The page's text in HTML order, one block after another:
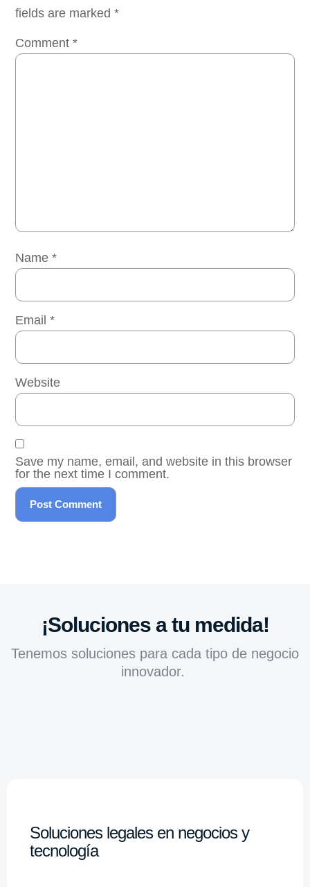
fields are marked*
Comment*
Name*
Email*
Website
Save my name, email, and website in this browser
for the next time I comment.
¡Soluciones a tu medida!
Tenemos soluciones para cada tipo de negocio
innovador.
Soluciones legales en negocios y
tecnología